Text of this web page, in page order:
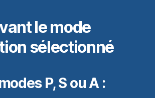
le mode
sélectionné
P, S ou A :